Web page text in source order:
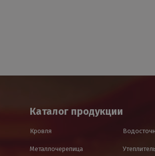
Каталог продукции
Кровля
Металлочерепица